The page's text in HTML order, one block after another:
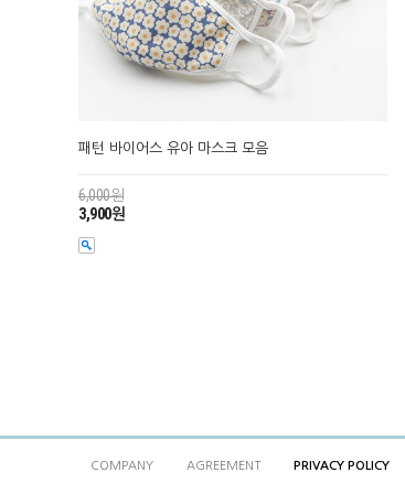
패턴 바이어스 유아 마스크 모음
6,000원
3,900원
COMPANY AGREEMENT PRIVACY POLICY